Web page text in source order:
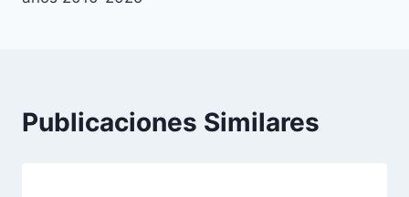
Publicaciones Similares